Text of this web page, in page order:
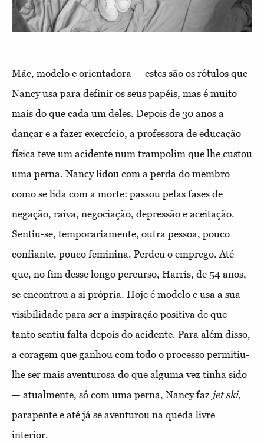
Mãe, modelo e orientadora — estes são os rótulos que
Nancy usa para definir os seus papéis, mas é muito
mais do que cada um deles. Depois de 30 anos a
dançar e a fazer exercício, a professora de educação
física teve um acidente num trampolim que lhe custou
uma perna. Nancy lidou com a perda do membro
como se lida com a morte: passou pelas fases de
negação, raiva, negociação, depressão e aceitação.
Sentiu-se, temporariamente, outra pessoa, pouco
confiante, pouco feminina. Perdeu o emprego. Até
que, no fim desse longo percurso, Harris, de 54 anos,
se encontrou a si própria. Hoje é modelo e usa a sua
visibilidade para ser a inspiração positiva de que
tanto sentiu falta depois do acidente. Para além disso,
a coragem que ganhou com todo o processo permitiu-
lhe ser mais aventurosa do que alguma vez tinha sido
— atualmente, só com uma perna, Nancy faz jet ski,
parapente e até já se aventurou na queda livre
interior.